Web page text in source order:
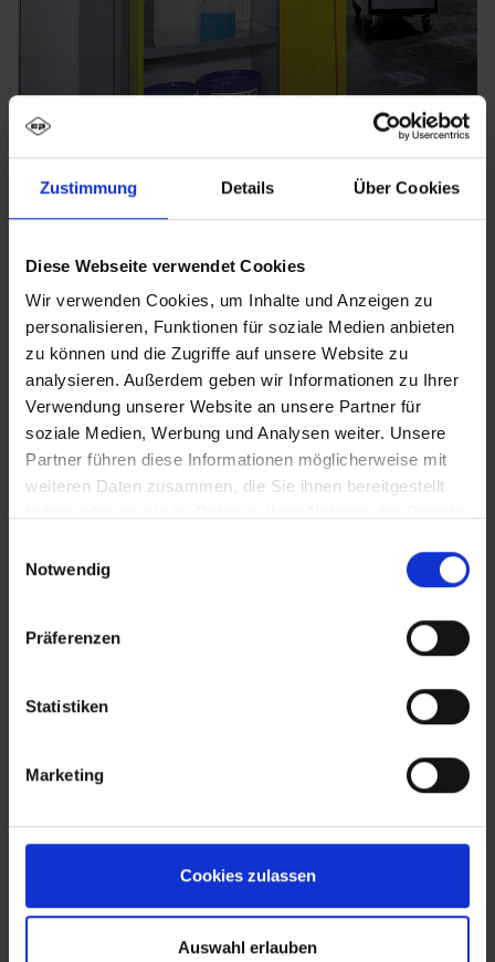
Zustimmung Details Über Cookies
Diese Webseite verwendet Cookies
Wir verwenden Cookies, um Inhalte und Anzeigen zu
personalisieren, Funktionen für soziale Medien anbieten
zu können und die Zugriffe auf unsere Website zu
analysieren. Außerdem geben wir Informationen zu Ihrer
Verwendung unserer Website an unsere Partner für
soziale Medien, Werbung und Analysen weiter. Unsere
Partner führen diese Informationen möglicherweise mit
weiteren Daten zusammen, die Sie ihnen bereitgestellt
Notwendig
Präferenzen
Statistiken
Marketing
Cookies zulassen
Auswahl erlauben